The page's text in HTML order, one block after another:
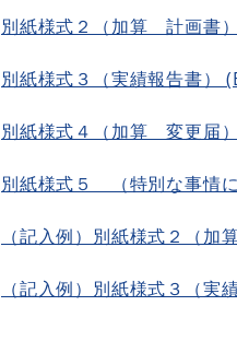
別紙様式２（加算 計画書
別紙様式３（実績報告書）
別紙様式４（加算 変更届
別紙様式５ （特別な事情
（記入例）別紙様式２（
（記入例）別紙様式３（実